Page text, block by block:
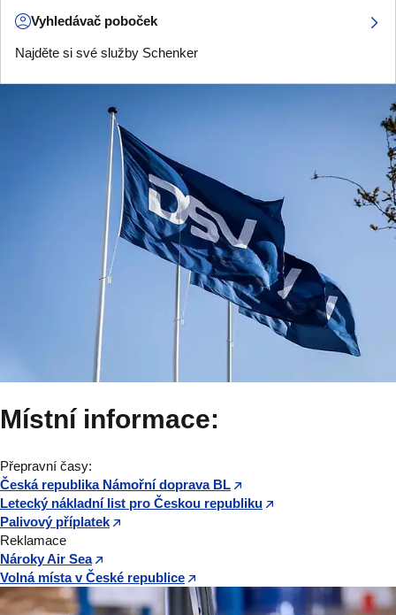
Vyhledávač poboček
Najděte si své služby Schenker
Místní informace:
Přepravní časy:
Česká republika Námořní doprava BL
Letecký nákladní list pro Českou republiku
Palivový příplatek
Reklamace
Nároky Air Sea
Volná místa v České republice